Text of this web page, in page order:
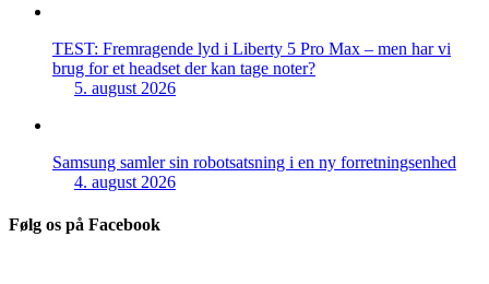
TEST: Fremragende lyd i Liberty 5 Pro Max – men har vi
brug for et headset der kan tage noter?
5. august 2026
Samsung samler sin robotsatsning i en ny forretningsenhed
4. august 2026
Følg os på Facebook